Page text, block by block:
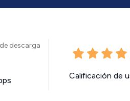
descarga
Calificación de